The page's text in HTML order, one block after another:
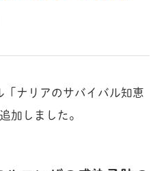
ナリアのサバイバル知恵
加しました。